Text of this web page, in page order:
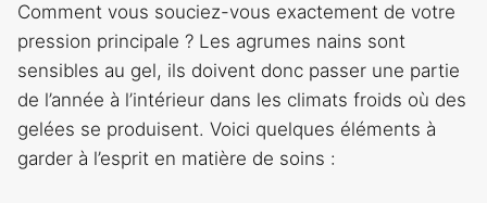
Comment vous souciez-vous exactement de votre
pression principale ? Les agrumes nains sont
sensibles au gel, ils doivent donc passer une partie
de l’année à l’intérieur dans les climats froids où des
gelées se produisent. Voici quelques éléments à
garder à l’esprit en matière de soins :